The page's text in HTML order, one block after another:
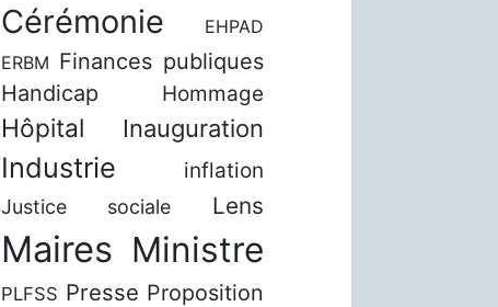
Cérémonie
EHPAD
ERBM Finances publiques
Handicap
Hommage
Hôpital Inauguration
Industrie inflation
Justice sociale Lens
Maires Ministre
PLFSS Presse Proposition